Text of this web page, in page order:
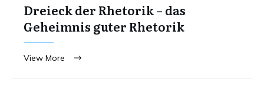
Dreieck der Rhetorik – das
Geheimnis guter Rhetorik
View More